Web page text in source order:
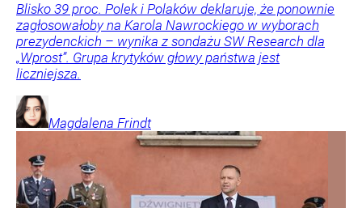
Blisko 39 proc. Polek i Polaków deklaruje, że ponownie
zagłosowałoby na Karola Nawrockiego w wyborach
prezydenckich – wynika z sondażu SW Research dla
„Wprost”. Grupa krytyków głowy państwa jest
liczniejsza.
Magdalena Frindt